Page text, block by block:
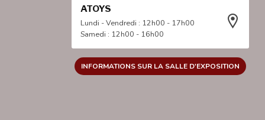
ATOYS
Lundi - Vendredi : 12h00 - 17h00
Samedi : 12h00 - 16h00
INFORMATIONS SUR LA SALLE D'EXPOSITION